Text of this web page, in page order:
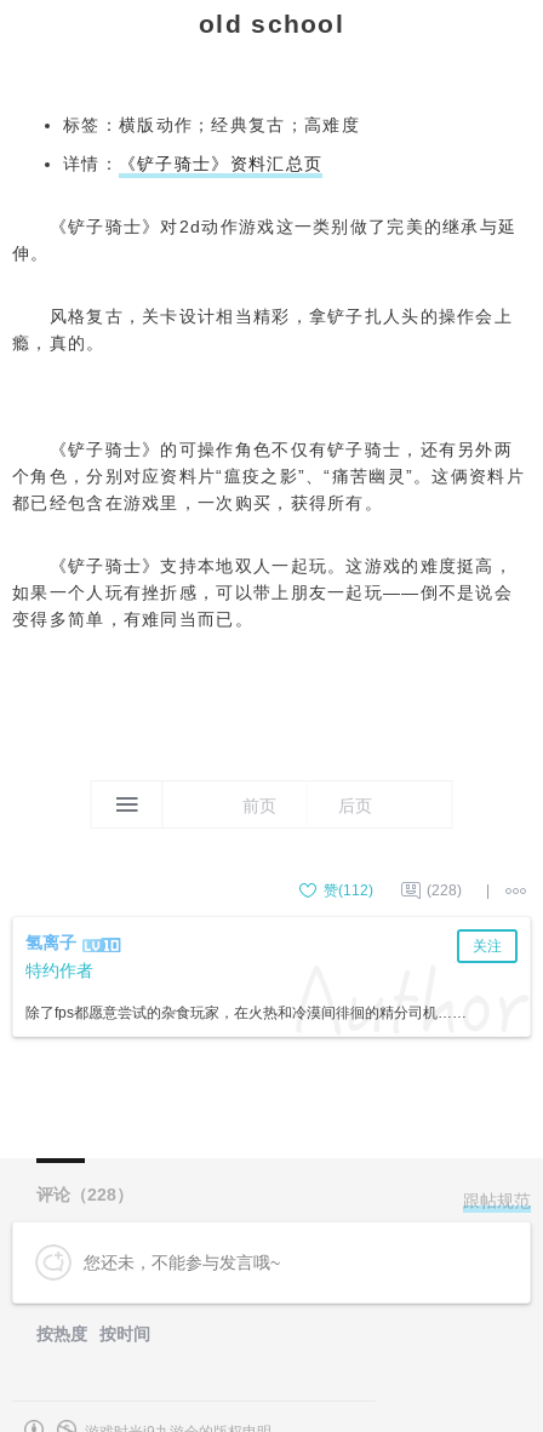
old school
标签：横版动作；经典复古；高难度
详情：
《铲子骑士》资料汇总页
《铲子骑士》对2d动作游戏这一类别做了完美的继承与延
伸。
风格复古，关卡设计相当精彩，拿铲子扎人头的操作会上
瘾，真的。
《铲子骑士》的可操作角色不仅有铲子骑士，还有另外两
个角色，分别对应资料片“瘟疫之影”、“痛苦幽灵”。这俩资料片
都已经包含在游戏里，一次购买，获得所有。
《铲子骑士》支持本地双人一起玩。这游戏的难度挺高，
如果一个人玩有挫折感，可以带上朋友一起玩——倒不是说会
变得多简单，有难同当而已。
前页 后页
(228)
赞(112)
氢离子
特约作者
除了fps都愿意尝试的杂食玩家，在火热和冷漠间徘徊的精分司机……
关注
评论（228） 跟帖规范
您还未，不能参与发言哦~
按热度 按时间